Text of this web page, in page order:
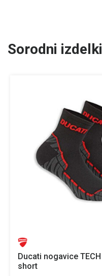
Sorodni izdelki
Ducati nogavice TECH
short